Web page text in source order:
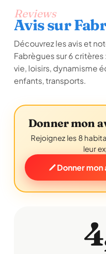
Reviews
Avis sur
Découvrez les avis et
Fabrègues sur 6
vie, loisirs, dynamisme
enfants, transports.
Donner mon
Rejoignez les 8
leur
Donner mon